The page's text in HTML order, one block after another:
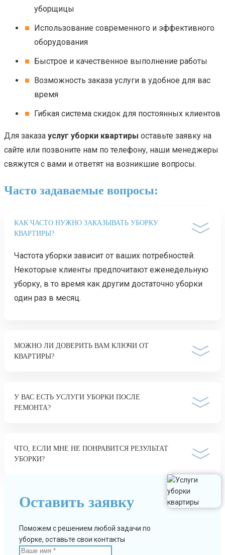
уборщицы
Использование современного и эффективного
оборудования
Быстрое и качественное выполнение работы
Возможность заказа услуги в удобное для вас
время
Гибкая система скидок для постоянных клиентов
Для заказа услуг уборки квартиры оставьте заявку на
сайте или позвоните нам по телефону, наши менеджеры
свяжутся с вами и ответят на возникшие вопросы.
Часто задаваемые вопросы:
КАК ЧАСТО НУЖНО ЗАКАЗЫВАТЬ УБОРКУ
КВАРТИРЫ?
Частота уборки зависит от ваших потребностей.
Некоторые клиенты предпочитают еженедельную
уборку, в то время как другим достаточно уборки
один раз в месяц.
МОЖНО ЛИ ДОВЕРИТЬ ВАМ КЛЮЧИ ОТ
КВАРТИРЫ?
У ВАС ЕСТЬ УСЛУГИ УБОРКИ ПОСЛЕ
РЕМОНТА?
ЧТО, ЕСЛИ МНЕ НЕ ПОНРАВИТСЯ РЕЗУЛЬТАТ
УБОРКИ?
Оставить заявку
Поможем с решением любой задачи по
уборке, оставьте свои контакты